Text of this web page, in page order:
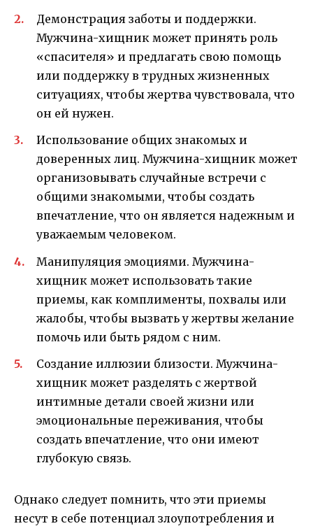
Демонстрация заботы и поддержки.
Мужчина-хищник может принять роль
«спасителя» и предлагать свою помощь
или поддержку в трудных жизненных
ситуациях, чтобы жертва чувствовала, что
он ей нужен.
Использование общих знакомых и
доверенных лиц. Мужчина-хищник может
организовывать случайные встречи с
общими знакомыми, чтобы создать
впечатление, что он является надежным и
уважаемым человеком.
Манипуляция эмоциями. Мужчина-
хищник может использовать такие
приемы, как комплименты, похвалы или
жалобы, чтобы вызвать у жертвы желание
помочь или быть рядом с ним.
Создание иллюзии близости. Мужчина-
хищник может разделять с жертвой
интимные детали своей жизни или
эмоциональные переживания, чтобы
создать впечатление, что они имеют
глубокую связь.
Однако следует помнить, что эти приемы
несут в себе потенциал злоупотребления и